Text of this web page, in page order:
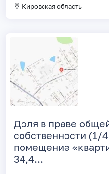
Кировская область
Доля в праве
собственности (1/
помещение
34,4...